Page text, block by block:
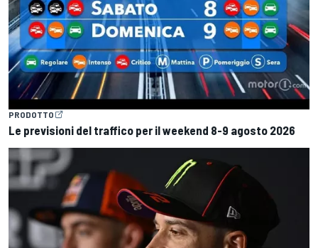
PRODOTTO
Le previsioni del traffico per il weekend 8-9 agosto 2026